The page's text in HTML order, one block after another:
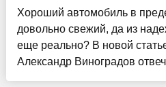
Хороший автомобиль в
довольно свежий, да из
еще реально? В новой
Александр Виноградов